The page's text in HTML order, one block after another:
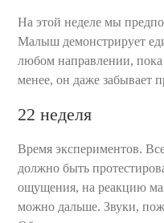
На этой неделе мы
Малыш демонстрирует
любом направлении, пока
менее, он даже забывает
22 неделя
Время экспериментов.
должно быть
ощущения, на реакцию
можно дальше. Звуки,